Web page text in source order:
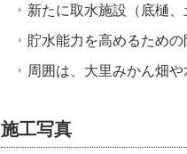
新たに取水施設（底樋
貯水能力を高めるため
周囲は、大里みかん畑
施工写真